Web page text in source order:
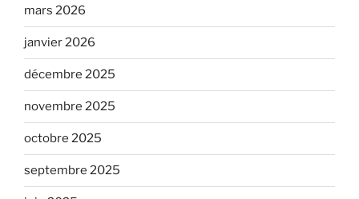
mars 2026
janvier 2026
décembre 2025
novembre 2025
octobre 2025
septembre 2025